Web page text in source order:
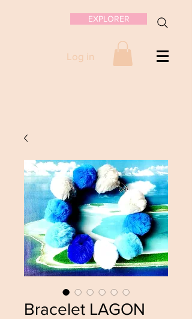
EXPLORER
Log in
Bracelet LAGON